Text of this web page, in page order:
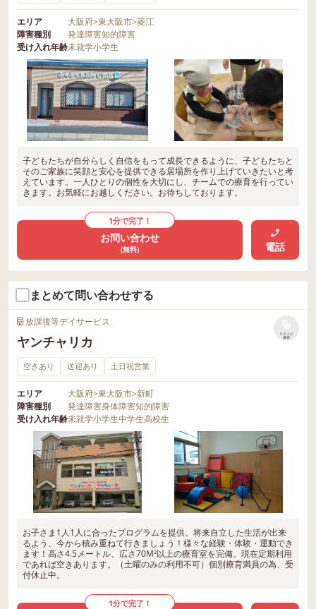
エリア 大阪府>東大阪市>菱江
障害種別
発達障害知的障害
受け入れ年齢未就学小学生
子どもたちが自分らしく自信をもって成長できるように、子どもたちと
そのご家族に笑顔と安心を提供できる居場所を作り上げていきたいと考
えています。一人ひとりの個性を大切にし、チームでの療育を行ってい
きます。お気軽にお越しください。お待ちしております。
1分で完了！
お問い合わせ
(無料) 電話
まとめて問い合わせする
放課後等デイサービス
ヤンチャリカ
リストに
保存
空きあり 送迎あり 土日祝営業
エリア 大阪府>東大阪市>新町
障害種別
発達障害身体障害知的障害
受け入れ年齢未就学小学生中学生高校生
お子さま1人1人に合ったプログラムを提供。将来自立した生活が出来
るよう、今から積み重ねて行きましょう！様々な経験・体験・運動でき
ます！高さ4.5メートル、広さ70M²以上の療育室を完備。現在定期利用
であれば空きあります。（土曜のみの利用不可）個別療育満員の為、受
付休止中。
1分で完了！